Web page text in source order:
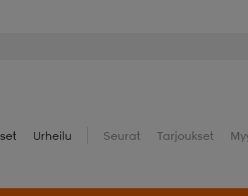
Urheilu Seurat Tarjoukset